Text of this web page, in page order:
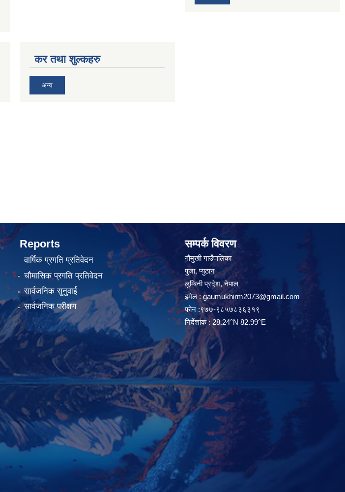
कर तथा शुल्कहरु
अन्य
Reports
वार्षिक प्रगति प्रतिवेदन
चौमासिक प्रगति प्रतिवेदन
सार्वजनिक सुनुवाई
सार्वजनिक परीक्षण
सम्पर्क विवरण
गौमुखी गाउँपालिका
पुजा, प्युठान
लुम्बिनी प्रदेश, नेपाल
इमेल :gaumukhirm2073@gmail.com
फोन :९७७-९८५७८३६३१९
निर्देशांक : 28.24°N 82.99°E